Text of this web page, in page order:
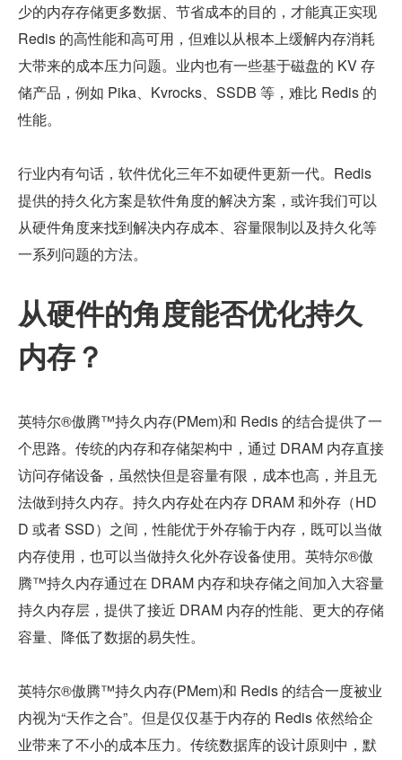
少的内存存储更多数据、节省成本的目的，才能真正实现
Redis 的高性能和高可用，但难以从根本上缓解内存消耗
大带来的成本压力问题。业内也有一些基于磁盘的 KV 存
储产品，例如 Pika、Kvrocks、SSDB 等，难比 Redis 的
性能。
行业内有句话，软件优化三年不如硬件更新一代。Redis
提供的持久化方案是软件角度的解决方案，或许我们可以
从硬件角度来找到解决内存成本、容量限制以及持久化等
一系列问题的方法。
从硬件的角度能否优化持久
内存？
英特尔®傲腾™持久内存(PMem)和 Redis 的结合提供了一
个思路。传统的内存和存储架构中，通过 DRAM 内存直接
访问存储设备，虽然快但是容量有限，成本也高，并且无
法做到持久内存。持久内存处在内存 DRAM 和外存（HD
D 或者 SSD）之间，性能优于外存输于内存，既可以当做
内存使用，也可以当做持久化外存设备使用。英特尔®傲
腾™持久内存通过在 DRAM 内存和块存储之间加入大容量
持久内存层，提供了接近 DRAM 内存的性能、更大的存储
容量、降低了数据的易失性。
英特尔®傲腾™持久内存(PMem)和 Redis 的结合一度被业
内视为“天作之合”。但是仅仅基于内存的 Redis 依然给企
业带来了不小的成本压力。传统数据库的设计原则中，默